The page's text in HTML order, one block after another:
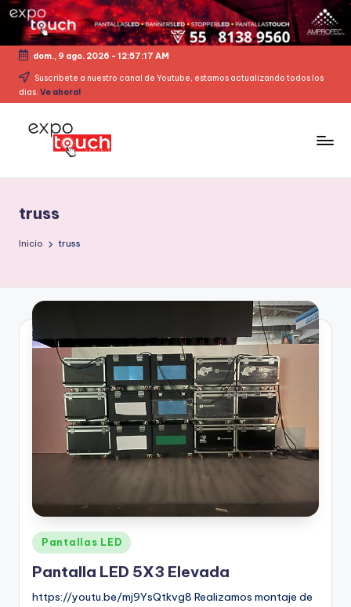
dom., 9 ago. 2026 - 12:57:17 AM
Suscribete a nuestro canal de Youtube, estamos actualizando todos los
dias. Ve ahora!
truss
Inicio truss
Pantallas LED
Pantalla LED 5X3 Elevada
https://youtu.be/mj9YsQtkvg8 Realizamos montaje de